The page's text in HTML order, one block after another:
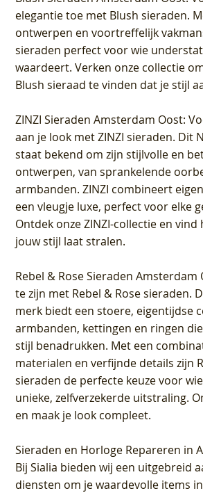
elegantie toe met Blush sieraden.
ontwerpen en voortreffelijk
sieraden perfect voor wie
waardeert. Verken onze collectie
Blush sieraad te vinden dat je stijl
ZINZI Sieraden Amsterdam Oost:
aan je look met ZINZI sieraden. Dit
staat bekend om zijn stijlvolle en
ontwerpen, van sprankelende
armbanden. ZINZI combineert
een vleugje luxe, perfect voor elke
Ontdek onze ZINZI-collectie en
jouw stijl laat stralen.
Rebel & Rose Sieraden Amsterdam
te zijn met Rebel & Rose sieraden.
merk biedt een stoere, eigentijdse
armbanden, kettingen en ringen
stijl benadrukken. Met een
materialen en verfijnde details zijn
sieraden de perfecte keuze voor
unieke, zelfverzekerde uitstraling.
en maak je look compleet.
Sieraden en Horloge Repareren in
Bij Sialia bieden wij een uitgebreid
diensten om je waardevolle items